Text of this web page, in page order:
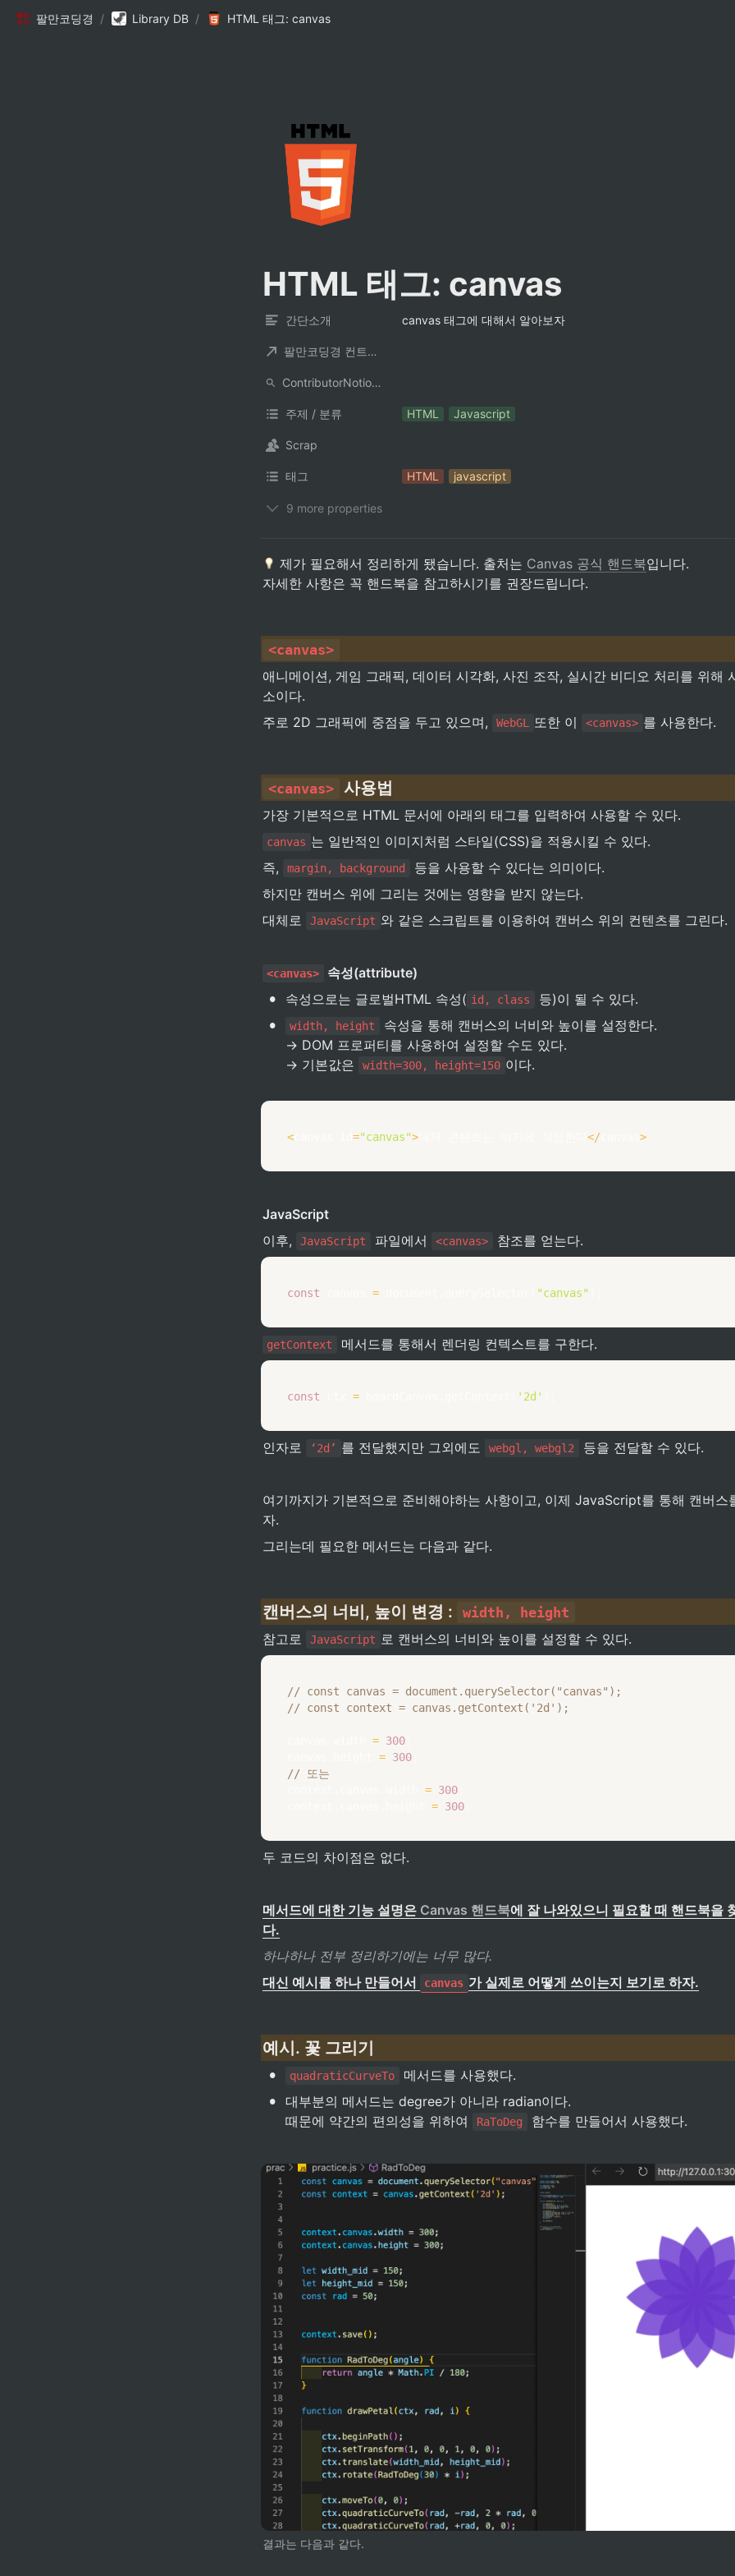
팔만코딩경 / Library DB / HTML 태그: canvas
HTML 태그: canvas
간단소개 canvas 태그에 대해서 알아보자
팔만코딩경 컨트리뷰터
ContributorNotionAccount
주제 / 분류 HTML Javascript
Scrap
태그 HTML javascript
9 more properties
제가 필요해서 정리하게 됐습니다. 출처는 Canvas 공식 핸드북입니다.
자세한 사항은 꼭 핸드북을 참고하시기를 권장드립니다.
<canvas>
애니메이션, 게임 그래픽, 데이터 시각화, 사진 조작, 실시간 비디오 처리를 위해
소이다.
주로 2D 그래픽에 중점을 두고 있으며,
WebGL 또한 이 <canvas> 를 사용한다.
<canvas> 사용법
가장 기본적으로 HTML 문서에 아래의 태그를 입력하여 사용할 수 있다.
canvas 는 일반적인 이미지처럼 스타일(CSS)을 적용시킬 수 있다.
즉,
margin, background
등을 사용할 수 있다는 의미이다.
하지만 캔버스 위에 그리는 것에는 영향을 받지 않는다.
대체로
JavaScript 와 같은 스크립트를 이용하여 캔버스 위의 컨텐츠를 그린다.
<canvas> 속성(attribute)
• 속성으로는 글로벌HTML 속성( id, class 등)이 될 수 있다.
• width, height
속성을 통해 캔버스의 너비와 높이를 설정한다.
→ DOM 프로퍼티를 사용하여 설정할 수도 있다.
→ 기본값은
width=300, height=150 이다.
< ="canvas"> </ >
JavaScript
이후,
JavaScript 파일에서 <canvas> 참조를 얻는다.
const = "canvas"
getContext 메서드를 통해서 렌더링 컨텍스트를 구한다.
const = '2d'
인자로 ‘2d’ 를 전달했지만 그외에도 webgl, webgl2 등을 전달할 수 있다.
여기까지가 기본적으로 준비해야하는 사항이고, 이제 JavaScript를 통해 캔버스
자.
그리는데 필요한 메서드는 다음과 같다.
캔버스의 너비, 높이 변경 :
width, height
참고로
JavaScript 로 캔버스의 너비와 높이를 설정할 수 있다.
// const canvas = document.querySelector("canvas");
// const context = canvas.getContext('2d');
= 300
= 300
// 또는
= 300
= 300
두 코드의 차이점은 없다.
메서드에 대한 기능 설명은 Canvas 핸드북에 잘 나와있으니 필요할 때 핸드북을
다.
하나하나 전부 정리하기에는 너무 많다.
대신 예시를 하나 만들어서
canvas 가 실제로 어떻게 쓰이는지 보기로 하자.
예시. 꽃 그리기
• quadraticCurveTo 메서드를 사용했다.
• 대부분의 메서드는 degree가 아니라 radian이다.
때문에 약간의 편의성을 위하여
RaToDeg 함수를 만들어서 사용했다.
결과는 다음과 같다.